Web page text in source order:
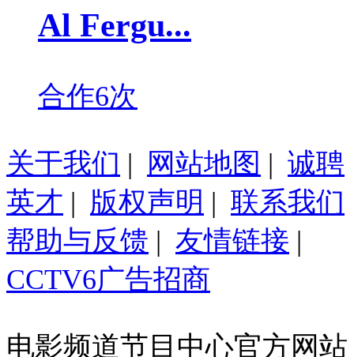
Al Fergu...
合作6次
关于我们 | 网站地图 | 诚聘
英才 | 版权声明 | 联系我们
帮助与反馈 | 友情链接 |
CCTV6广告招商
电影频道节目中心官方网站